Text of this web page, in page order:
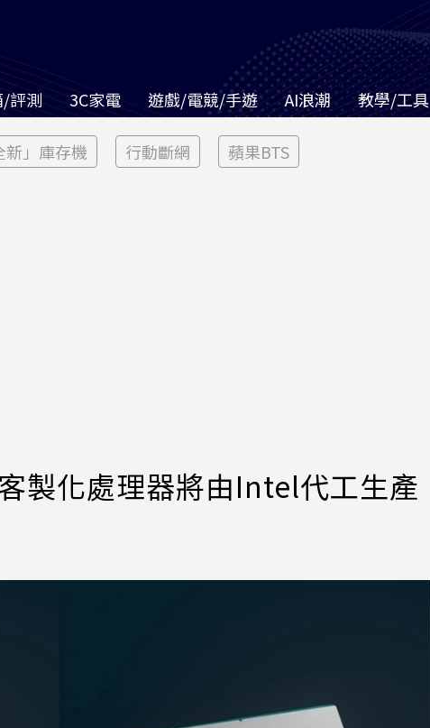
評測 3C家電 遊戲/電競/手遊 AI浪潮 教學/工具
新」庫存機 行動斷網 蘋果BTS
製化處理器將由Intel代工生產